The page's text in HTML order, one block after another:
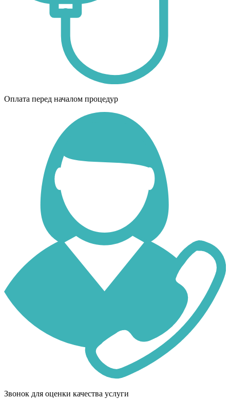
Оплата перед началом процедур
Звонок для оценки качества услуги